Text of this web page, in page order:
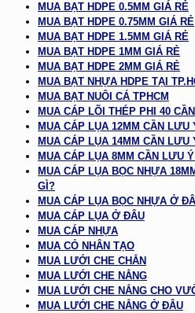
MUA BẠT HDPE 0.5MM GIÁ RẺ
MUA BẠT HDPE 0.75MM GIÁ RẺ
MUA BẠT HDPE 1.5MM GIÁ RẺ
MUA BẠT HDPE 1MM GIÁ RẺ
MUA BẠT HDPE 2MM GIÁ RẺ
MUA BẠT NHỰA HDPE TẠI
MUA BẠT NUÔI CÁ TPHCM
MUA CÁP LÕI THÉP PHI 40
MUA CÁP LỤA 12MM CẦN
MUA CÁP LỤA 14MM CẦN
MUA CÁP LỤA 8MM CẦN LƯU
MUA CÁP LỤA BỌC NHỰA
GÌ?
MUA CÁP LỤA BỌC NHỰA Ở
MUA CÁP LỤA Ở ĐÂU
MUA CÁP NHỰA
MUA CỎ NHÂN TẠO
MUA LƯỚI CHE CHẮN
MUA LƯỚI CHE NẮNG
MUA LƯỚI CHE NẮNG CHO
MUA LƯỚI CHE NẮNG Ở ĐÂU